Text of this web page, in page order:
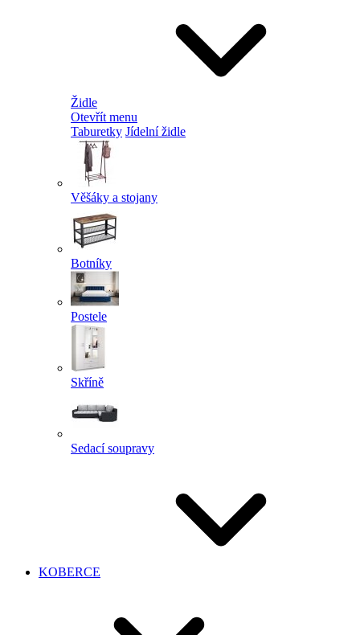
Židle
Otevřít menu
Taburetky Jídelní židle
Věšáky a stojany
Botníky
Postele
Skříně
Sedací soupravy
KOBERCE